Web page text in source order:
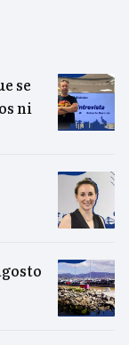
se
ni